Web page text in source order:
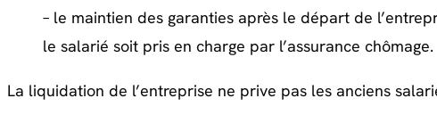
– le maintien des garanties après le départ de
le salarié soit pris en charge par l’assurance chômage.
La liquidation de l’entreprise ne prive pas les anciens